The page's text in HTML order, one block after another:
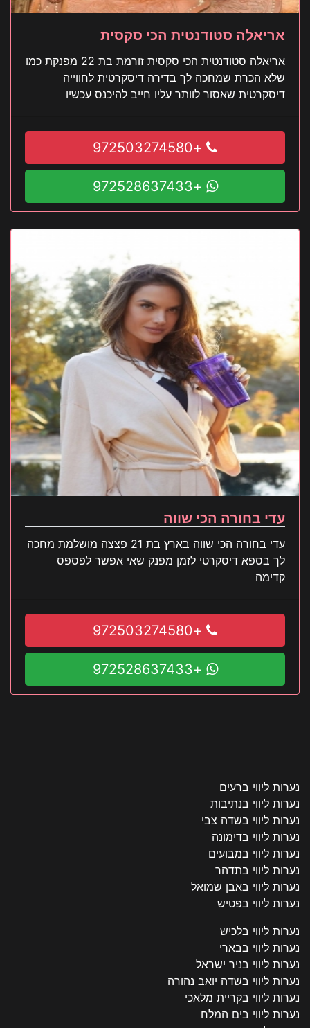
אריאלה סטודנטית הכי סקסית
אריאלה סטודנטית הכי סקסית זורמת בת 22 מפנקת כמו
שלא הכרת שמחכה לך בדירה דיסקרטית לחווייה
דיסקרטית שאסור לוותר עליו חייב להיכנס עכשיו
+972503274580
+972528637433
עדי בחורה הכי שווה
עדי בחורה הכי שווה בארץ בת 21 פצצה מושלמת מחכה
לך בספא דיסקרטי לזמן מפנק שאי אפשר לפספס
קדימה
+972503274580
+972528637433
נערות ליווי ברעים
נערות ליווי בנתיבות
נערות ליווי בשדה צבי
נערות ליווי בדימונה
נערות ליווי במבועים
נערות ליווי בתדהר
נערות ליווי באבן שמואל
נערות ליווי בפטיש
נערות ליווי בלכיש
נערות ליווי בבארי
נערות ליווי בניר ישראל
נערות ליווי בשדה יואב נהורה
נערות ליווי בקריית מלאכי
נערות ליווי בים המלח